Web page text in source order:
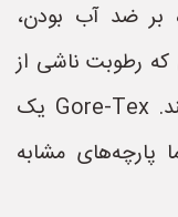
بر ضد آب بودن،
که رطوبت ناشی از
تعریق بدن را به بیرون منتقل می‌کنند. Gore-Tex یک
پارچه‌های مشابه